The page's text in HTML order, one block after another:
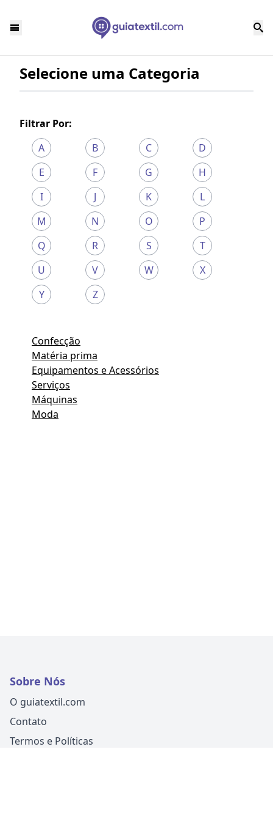
Selecione uma Categoria
Filtrar Por:
A
B C
D
E
F G
H
I
J K
L
M
N O
P
Q
R S
T
U
V W
X
Y
Z
Confecção
Matéria prima
Equipamentos e Acessórios
Serviços
Máquinas
Moda
Sobre Nós
O guiatextil.com
Contato
Termos e Políticas